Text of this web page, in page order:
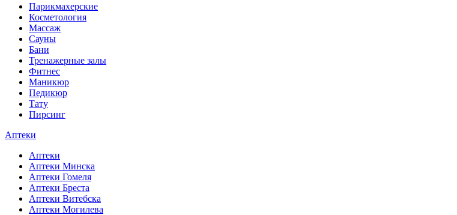
Парикмахерские
Косметология
Массаж
Сауны
Бани
Тренажерные залы
Фитнес
Маникюр
Педикюр
Тату
Пирсинг
Аптеки
Аптеки
Аптеки Минска
Аптеки Гомеля
Аптеки Бреста
Аптеки Витебска
Аптеки Могилева